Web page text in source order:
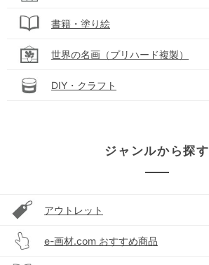
書籍・塗り絵
世界の名画（プリハード複製）
DIY・クラフト
ジャンルから探す
アウトレット
e-画材.com おすすめ商品